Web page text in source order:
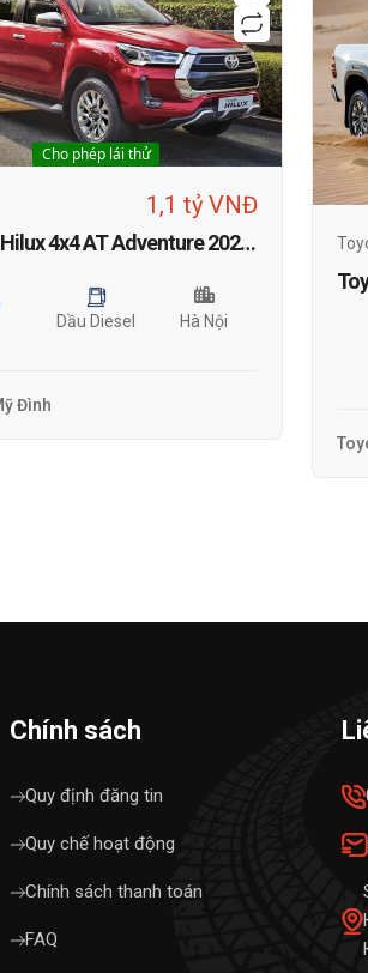
Cho phép lái thử
1,1 tỷ VNĐ
Toyota Hilux 4x4 AT Adventure 2025: Thông tin, hình ảnh, TSKT, bảng giá và khuyến mãi mới nhất tháng 1
Dầu Diesel Hà Nội
Đình
Chính sách
Quy định đăng tin
Quy chế hoạt động
Chính sách thanh toán
FAQ